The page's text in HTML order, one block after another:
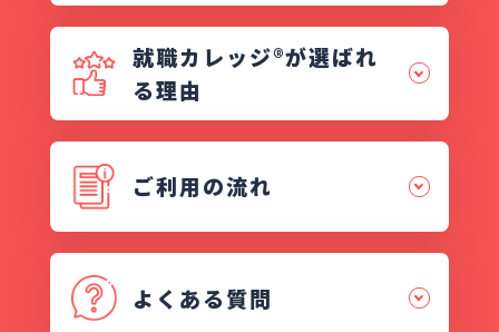
就職カレッジ®が選ばれ
る理由
ご利用の流れ
よくある質問